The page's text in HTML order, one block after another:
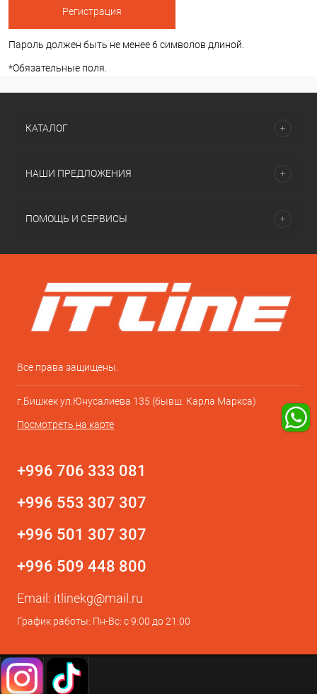
Пароль должен быть не менее 6 символов длиной.
*Обязательные поля.
КАТАЛОГ
НАШИ ПРЕДЛОЖЕНИЯ
ПОМОЩЬ И СЕРВИСЫ
Все права защищены.
г.Бишкек ул.Юнусалиева 135 (бывш. Карла Маркса)
Посмотреть на карте
+996 706 333 081
+996 553 307 307
+996 501 307 307
+996 509 448 800
Email: itlinekg@mail.ru
График работы: Пн-Вс: с 9:00 до 21:00